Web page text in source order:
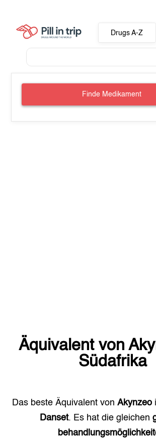
Drugs A-Z
Finde Medikament
Äquivalent von
Südafrika
Das beste Äquivalent von Akynzeo
Danset. Es hat die gleichen